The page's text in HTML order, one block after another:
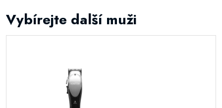
Vybírejte další muži